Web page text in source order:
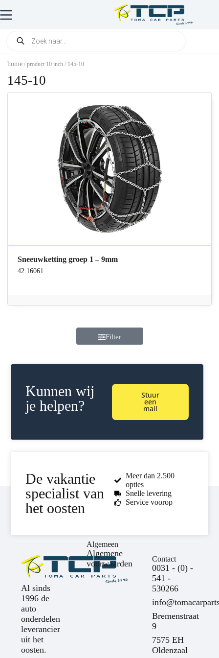
home / product 10 inch / 145-10
145-10
Sneeuwketting groep 1 – 9mm
42.16061
Filter
Kunnen wij
je helpen?
Stuur
een
mail
De vakantie
specialist van
het oosten
Meer dan 2.500
opties
Snelle levering
Service voorop
Al sinds
1996 de
auto
onderdelen
leverancier
uit het
oosten.
Algemeen
Algemene
voorwaarden
Contact
0031 - (0) -
541 -
530266
Bremenstraat
9
7575 EH
Oldenzaal